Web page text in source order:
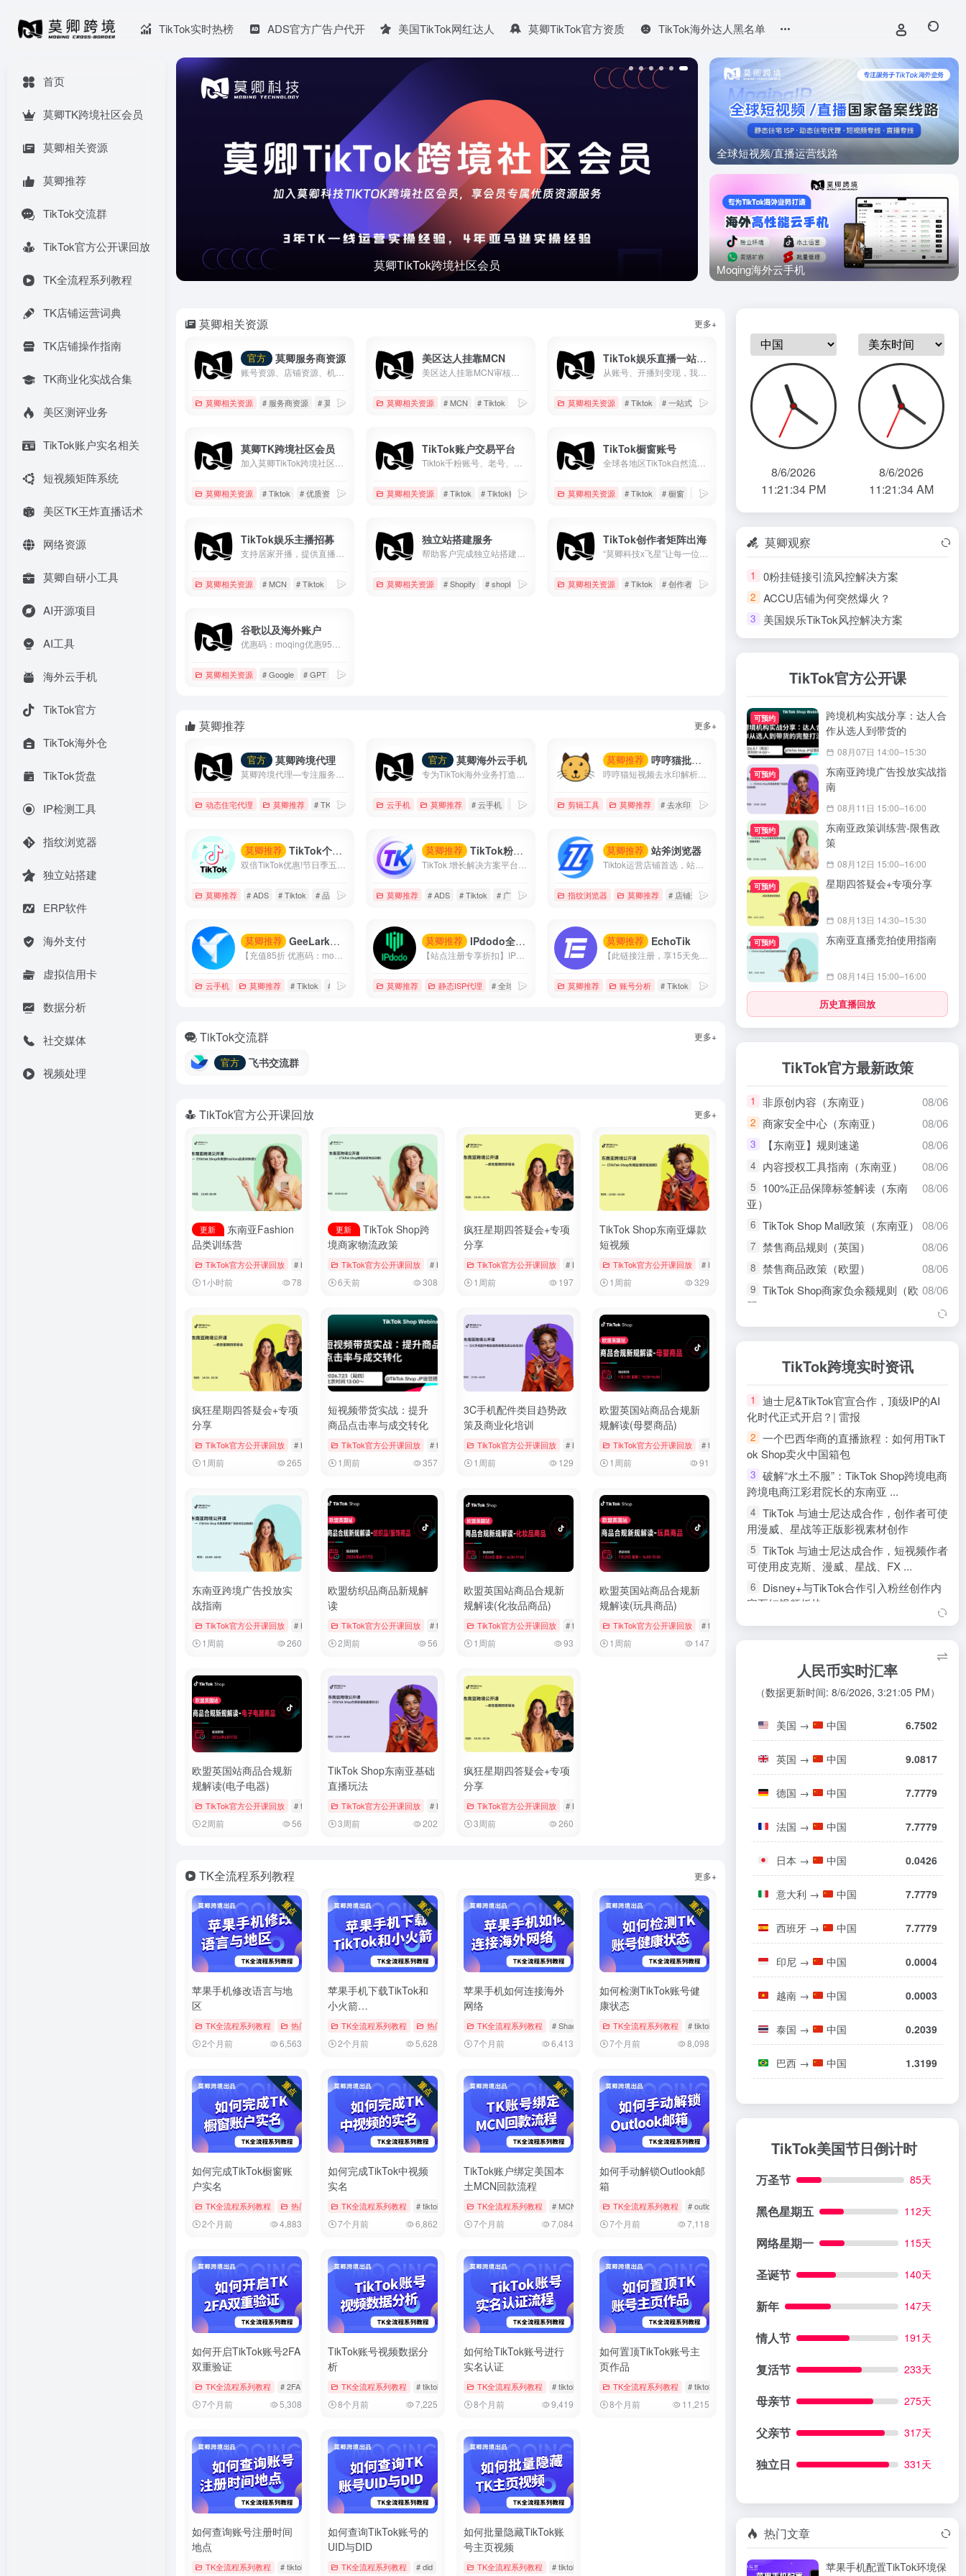
TikTok实时热榜 ADS官方广告户代开 美国TikTok网红达人 莫卿TikTok官方资质 TikTok海外达人黑名单
首页
莫卿TK跨境社区会员
莫卿相关资源
莫卿推荐
TikTok交流群
TikTok官方公开课回放
TK全流程系列教程
TK店铺运营词典
TK店铺操作指南
TK商业化实战合集
美区测评业务
TikTok账户实名相关
短视频矩阵系统
美区TK王炸直播话术
网络资源
莫卿自研小工具
AI开源项目
AI工具
海外云手机
TikTok官方
TikTok海外仓
TikTok货盘
IP检测工具
指纹浏览器
独立站搭建
ERP软件
海外支付
虚拟信用卡
数据分析
社交媒体
视频处理
全球短视频/直播运营线路
全球短视频/直播运营线路
Moqing海外云手机
莫卿相关资源 更多+
官方 莫卿服务商资源
莫卿相关资源 # 服务商资源 # 莫卿推荐工具及资源
美区达人挂靠MCN
美区达人挂靠MCN审核标准 1.非视频搬运账号 2.非无人直播账号 3.粉丝达到1000并且已经开通电商权限 4.现有挂车视频3条 5.7天内正常发布作品
莫卿相关资源 # MCN # Tiktok # 美区
TikTok娱乐直播一站式解决
莫卿相关资源 # Tiktok # 一站式解决 # 娱乐直播
莫卿TK跨境社区会员
莫卿相关资源 # Tiktok # 优质资源 # 会员服务
TikTok账户交易平台
莫卿相关资源 # Tiktok # Tiktok账号 # 千粉账号
TikTok橱窗账号
莫卿相关资源 # Tiktok # 橱窗 # 橱窗账号
TikTok娱乐主播招募
莫卿相关资源 # MCN # Tiktok # 娱乐直播
独立站搭建服务
莫卿相关资源 # Shopify # shopline # 店铺设计
TikTok创作者矩阵出海
莫卿相关资源 # Tiktok # 创作者出海 # 创作者服务平台
谷歌以及海外账户
莫卿相关资源 # Google # GPT # 苹果商店
莫卿推荐 更多+
官方 莫卿跨境代理
动态住宅代理 莫卿推荐 # TK专线 # 住宅代理 # 国家备案专线
官方 莫卿海外云手机
云手机 莫卿推荐 # 云手机 # 低成本 # 海外云手机
莫卿推荐 哼哼猫批量下载去水印
哼哼猫短视频去水印解析下载工具,支持解析抖音、快手、火山、西瓜、小红书、美拍、淘宝、QQ看点等上百个平台的视频,提取出来的视频无水印,可以免费、快速、方便地将视频去水印保存到手机相册、电脑本地,除了单个视频提取,还支持一键批量去水印提取作者所有视频.
剪辑工具 莫卿推荐 # 去水印 # 快手视频下载 # 快手视频去水印
莫卿推荐 TikTok个人折扣户
莫卿推荐 # ADS # Tiktok # 品牌知名度
莫卿推荐 TikTok粉丝增长优化
莫卿推荐 # ADS # Tiktok # 广告投放
莫卿推荐 站斧浏览器
Tiktok运营店铺首选，站斧浏览器专注解决Amazon、Wish、eBay、Shopee、Lazada等跨境电商账号安全管理问题。为电商卖家提供专业的店铺安全提速运营方案，支持定制化提供服务,利用专业技术团队让跨境更安全高效。
指纹浏览器 莫卿推荐 # 店铺运营 # 指纹浏览器 # 跨境电商
莫卿推荐 GeeLark云手机
云手机 莫卿推荐 # Tiktok # 云手机 # 多窗口同步
莫卿推荐 IPdodo全球网络代理
【站点注册专享折扣】IPdodo是一家全球网络代理服务商，品牌主营产品包括tiktok直播专线、静态住宅/数据中心代理、动态住宅/数据中心代理。目前，已为1000+个人及企业用户提供全场景、全设备跨境网络专业解决方案。
莫卿推荐 静态ISP代理 # 全球专线网络服务商 # 海外直播专线 # 静态isp代理
莫卿推荐 EchoTik
莫卿推荐 账号分析 # Tiktok # 数据分析 # 智能选品
TikTok交流群 更多+
官方 飞书交流群
TikTok官方公开课回放 更多+
更新
东南亚Fashion
品类训练营
TikTok官方公开课回放 # Bookings & Vouchers # tiktok # 厨房用品
1小时前 78
更新
TikTok Shop跨
境商家物流政策
TikTok官方公开课回放 # Bookings & Vouchers # tiktok # 厨房用品
6天前 308
疯狂星期四答疑会+专项
分享
TikTok官方公开课回放 # Bookings & Vouchers # tiktok # 厨房用品
1周前 197
TikTok Shop东南亚爆款
短视频
TikTok官方公开课回放 # Bookings & Vouchers # tiktok # 厨房用品
1周前 329
疯狂星期四答疑会+专项
分享
TikTok官方公开课回放 # Bookings & Vouchers # tiktok # 厨房用品
1周前 265
短视频带货实战：提升
商品点击率与成交转化
TikTok官方公开课回放 # tiktok # 厨房用品 # 官方公开课回放
1周前 357
3C手机配件类目趋势政
策及商业化培训
TikTok官方公开课回放 # Bookings & Vouchers # tiktok # 厨房用品
1周前 129
欧盟英国站商品合规新
规解读(母婴商品)
TikTok官方公开课回放 # tiktok # 官方公开课回放 # 母婴用品
1周前 91
东南亚跨境广告投放实
战指南
TikTok官方公开课回放 # Bookings & Vouchers # tiktok # 厨房用品
1周前 260
欧盟纺织品商品新规解
读
TikTok官方公开课回放 # tiktok # 儿童时尚 # 女装与女士内衣
2周前 56
欧盟英国站商品合规新
规解读(化妆品商品)
TikTok官方公开课回放 # tiktok # 官方公开课回放 # 美妆个护
1周前 93
欧盟英国站商品合规新
规解读(玩具商品)
TikTok官方公开课回放 # tiktok # 官方公开课回放 # 玩具
1周前 147
欧盟英国站商品合规新
规解读(电子电器)
TikTok官方公开课回放 # tiktok # 官方公开课回放 # 手机与数码
2周前 56
TikTok Shop东南亚基础
直播玩法
TikTok官方公开课回放 # Bookings & Vouchers # tiktok # 厨房用品
3周前 202
疯狂星期四答疑会+专项
分享
TikTok官方公开课回放 # Bookings & Vouchers
3周前 260
TK全流程系列教程 更多+
苹果手机修改语言与地
区
TK全流程系列教程 热门文章 # tiktok # 修改地区 # 修改时区
2个月前 6,563
苹果手机下载TikTok和
小火箭
（Shadowrocket）
TK全流程系列教程 热门文章 # AppStore # Shadowrocket # tiktok
2个月前 5,628
苹果手机如何连接海外
网络
TK全流程系列教程 # Shadowrocket # tiktok # 小火箭
7个月前 6,413
如何检测TikTok账号健
康状态
TK全流程系列教程 # tiktok # 健康状态 # 状态检测
7个月前 8,098
如何完成TikTok橱窗账
户实名
TK全流程系列教程 热门文章 # tiktok # 实名 # 实名认证
2个月前 4,883
如何完成TikTok中视频
实名
TK全流程系列教程 # tiktok # 中视频 # 实名
7个月前 6,862
TikTok账户绑定美国本
土MCN回款流程
TK全流程系列教程 # MCN # tiktok # 回款
7个月前 7,084
如何手动解锁Outlook邮
箱
TK全流程系列教程 # outlook # 微软邮箱 # 解除锁定
7个月前 7,118
如何开启TikTok账号2FA
双重验证
TK全流程系列教程 # 2FA # tiktok # 双重验证
7个月前 5,308
TikTok账号视频数据分
析
TK全流程系列教程 # tiktok # 数据分析 # 视频数据
8个月前 7,225
如何给TikTok账号进行
实名认证
TK全流程系列教程 # tiktok # 官方帐户实名 # 实名
8个月前 9,419
如何置顶TikTok账号主
页作品
TK全流程系列教程 # tiktok
8个月前 11,215
如何查询账号注册时间
地点
TK全流程系列教程 # tiktok # 注册时间 # 账号信息
如何查询TikTok账号的
UID与DID
TK全流程系列教程 # did # uid
如何批量隐藏TikTok账
号主页视频
TK全流程系列教程 # tiktok
8/6/2026
11:21:36 PM
8/6/2026
11:21:36 AM
莫卿观察
1 0粉挂链接引流风控解决方案
2 ACCU店铺为何突然爆火？
3 美国娱乐TikTok风控解决方案
TikTok官方公开课
可预约
跨境机构实战分享：达人合
作从选人到带货的
08月07日 14:00–15:30
可预约
东南亚跨境广告投放实战指
南
08月11日 15:00–16:00
可预约
东南亚政策训练营-限售政
策
08月12日 15:00–16:00
可预约 星期四答疑会+专项分享
08月13日 14:30–15:30
可预约 东南亚直播竞拍使用指南
08月14日 15:00–16:00
历史直播回放
TikTok官方最新政策
1 非原创内容（东南亚） 08/06
2 商家安全中心（东南亚） 08/06
3 【东南亚】规则速递 08/06
4 内容授权工具指南（东南亚） 08/06
5 100%正品保障标签解读（东南
亚）
08/06
6 TikTok Shop Mall政策（东南亚） 08/06
7 禁售商品规则（英国） 08/06
8 禁售商品政策（欧盟） 08/06
9 TikTok Shop商家负余额规则（欧
盟）
08/06
10 如何申请品牌资质（日本） 08/06
国）
13 TikTok Shop商家绩效评估政策
（日本）
14 限售商品规则（日本）
15 玩具商品合规指南（欧盟/英国） 08/05
17 化妆品商品合规指南（欧盟/英
18 化妆品商品合规指南（欧盟/英
19 商责退货/退款率（日本）
08/05
TikTok跨境实时资讯
1
迪士尼&TikTok官宣合作，顶级IP的AI
化时代正式开启？| 雷报
2 一个巴西华商的直播旅程：如何用TikT
ok Shop卖火中国箱包
3 破解“水土不服”：TikTok Shop跨境电商
跨境电商江彩君院长的东南亚 ...
4 TikTok 与迪士尼达成合作，创作者可使
用漫威、星战等正版影视素材创作
5 TikTok 与迪士尼达成合作，短视频作者
可使用皮克斯、漫威、星战、FX ...
6 Disney+与TikTok合作引入粉丝创作内
容至短视频板块
7 前 TikTok 产品经理创业，AI 视频共创
东南亚电商乱斗：TikTok一年翻4倍，S
hopee和Lazada慌了
TikTok东南亚裁员惊动印尼政府 印尼2
TikTok砸下250亿美元，全球大厂为何
涌向东南亚建机房？
人民币实时汇率
（数据更新时间: 8/6/2026, 3:21:05 PM）
美国 → 中国 6.7502
英国 → 中国 9.0817
德国 → 中国 7.7779
法国 → 中国 7.7779
日本 → 中国 0.0426
意大利 → 中国 7.7779
西班牙 → 中国 7.7779
印尼 → 中国 0.0004
越南 → 中国 0.0003
泰国 → 中国 0.2039
巴西 → 中国 1.3199
TikTok美国节日倒计时
万圣节 85天
黑色星期五 112天
网络星期一 115天
圣诞节 140天
新年 147天
情人节 191天
复活节 233天
母亲节 275天
父亲节 317天
独立日 331天
热门文章
苹果手机配置TikTok环境保